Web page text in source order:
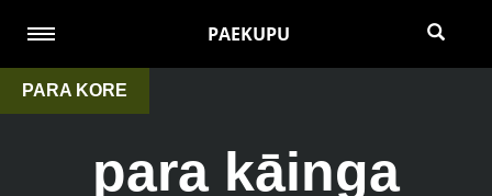
PAEKUPU
PARA KORE
para kāinga